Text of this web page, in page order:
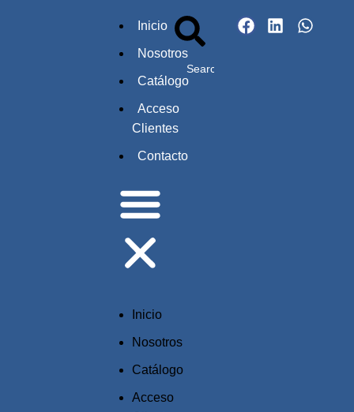
Inicio
Nosotros
Catálogo
Acceso
Clientes
Contacto
Inicio
Nosotros
Catálogo
Acceso